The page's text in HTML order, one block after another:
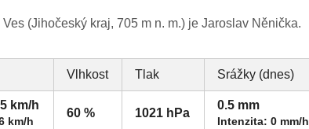
(Jihočeský kraj, 705 m n. m.) je Jaroslav Něnička.
Vlhkost Tlak Srážky (dnes)
km/h
km/h
60 % 1021 hPa
0.5 mm
Intenzita: 0 mm/h